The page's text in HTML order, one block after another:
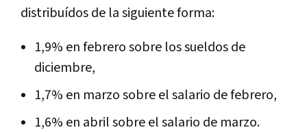
distribuídos de la siguiente forma:
1,9% en febrero sobre los sueldos de
diciembre,
1,7% en marzo sobre el salario de febrero,
1,6% en abril sobre el salario de marzo.